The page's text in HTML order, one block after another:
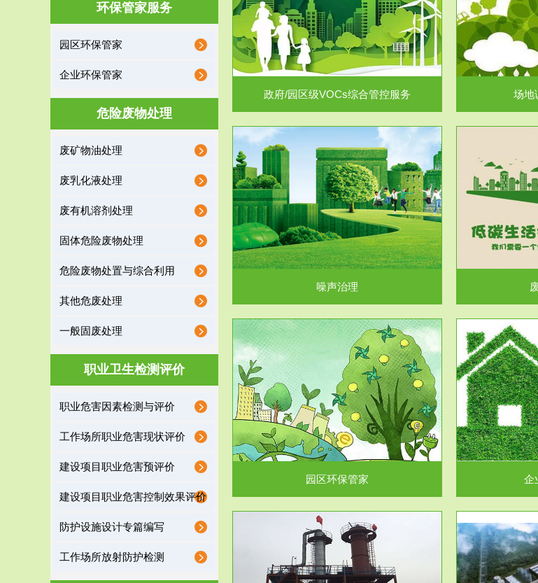
环保管家服务
园区环保管家
企业环保管家
危险废物处理
废矿物油处理
废乳化液处理
废有机溶剂处理
固体危险废物处理
危险废物处置与综合利用
其他危废处理
一般固废处理
职业卫生检测评价
职业危害因素检测与评价
工作场所职业危害现状评价
建设项目职业危害预评价
建设项目职业危害控制效果评价
防护设施设计专篇编写
工作场所放射防护检测
政府/园区级VOCs综合管控服务
根据《石化行业挥发性有机物综合整治方案》文
政府/园区级VOCs综合管控服务
场地调查及风险评估
受政府或企业委托，对于拟关停搬迁和拟变更土
地利用方式或者土地使...
场地
服务范围
噪声治理
噪声治理
服务范围
废气处理工程
服务范围
园区环保管家
保护作用促进供给侧结...
园区环保管家
服务范围
企业级环保管家
排污许可证作为企业环保执法情况的一个重要依
据，其必要性及合规性...
企
固体废物解释
日
服务范围 服务范围